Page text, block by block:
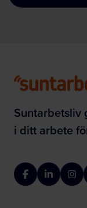
Suntarbetsliv
i ditt arbete
FacebookLinkedIn